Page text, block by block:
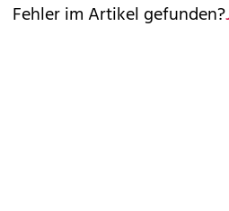
Fehler im Artikel gefunden?